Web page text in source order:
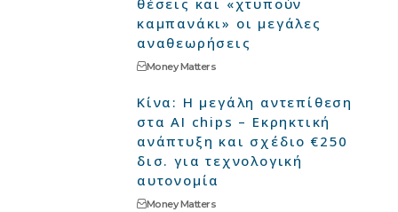
θέσεις και «χτυπούν
καμπανάκι» οι μεγάλες
αναθεωρήσεις
Money Matters
Κίνα: Η μεγάλη αντεπίθεση
στα AI chips – Εκρηκτική
ανάπτυξη και σχέδιο €250
δισ. για τεχνολογική
αυτονομία
Money Matters